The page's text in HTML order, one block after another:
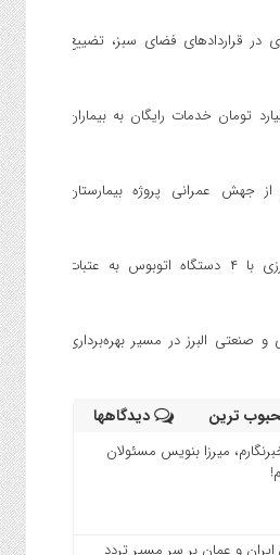
در قراردادهای فضای سبز، تضییع
سلامت البرز ۲۰ میلیارد تومان خدمات رایگان به بیماران
جهش عمرانی پروژه بیمارستان
اعزام دانشجو‌معلمان البرزی با ۴ دستگاه اتوبوس به عتبات
و صنعتی البرز در مسیر بهره‌برداری
ترین دیدگاهها
میرزا بنویس مسئولان
ایران و عمان بر سر مسیر تردد